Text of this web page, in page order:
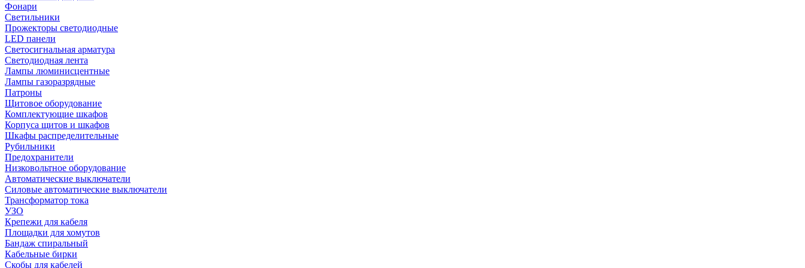
Фонари
Светильники
Прожекторы светодиодные
LED панели
Светосигнальная арматура
Светодиодная лента
Лампы люминисцентные
Лампы газоразрядные
Патроны
Щитовое оборудование
Комплектующие шкафов
Корпуса щитов и шкафов
Шкафы распределительные
Рубильники
Предохранители
Низковольтное оборудование
Автоматические выключатели
Силовые автоматические выключатели
Трансформатор тока
УЗО
Крепежи для кабеля
Площадки для хомутов
Бандаж спиральный
Кабельные бирки
Cкобы для кабелей